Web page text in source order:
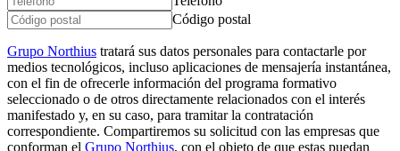
Código postal
Grupo Northius tratará sus datos personales para contactarle por
medios tecnológicos, incluso aplicaciones de mensajería instantánea,
con el fin de ofrecerle información del programa formativo
seleccionado o de otros directamente relacionados con el interés
manifestado y, en su caso, para tramitar la contratación
correspondiente. Compartiremos su solicitud con las empresas que
conforman el Grupo Northius, con el objeto de que estas puedan